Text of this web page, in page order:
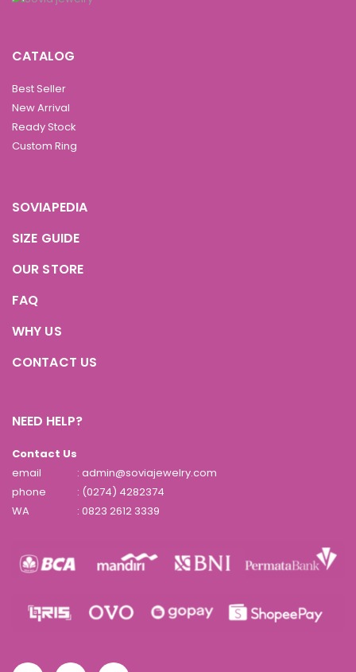
CATALOG
Best Seller
New Arrival
Ready Stock
Custom Ring
SOVIAPEDIA
SIZE GUIDE
OUR STORE
FAQ
WHY US
CONTACT US
NEED HELP?
Contact Us
email
: admin@soviajewelry.com
phone
: (0274) 4282374
WA
: 0823 2612 3339